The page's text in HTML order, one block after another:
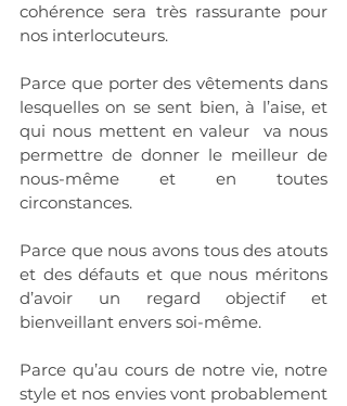
cohérence sera très rassurante pour
nos interlocuteurs.
Parce que porter des vêtements dans
lesquelles on se sent bien, à l’aise, et
qui nous mettent en valeur  va nous
permettre de donner le meilleur de
nous-même et en toutes
circonstances.
Parce que nous avons tous des atouts
et des défauts et que nous méritons
d’avoir un regard objectif et
bienveillant envers soi-même.
Parce qu’au cours de notre vie, notre
style et nos envies vont probablement